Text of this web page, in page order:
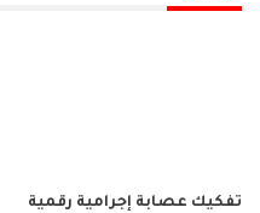
تفكيك عصابة إجرامية رقمية